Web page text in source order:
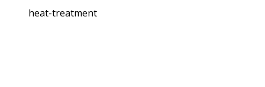
heat-treatment